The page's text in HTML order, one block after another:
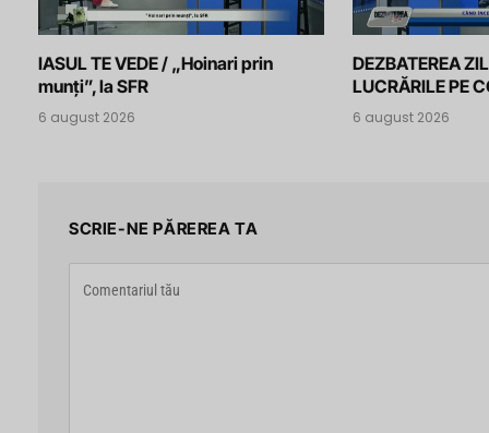
IASUL TE VEDE / „Hoinari prin
munți”, la SFR
6 august 2026
DEZBATEREA
LUCRĂRILE PE
6 august 2026
SCRIE-NE PĂREREA TA